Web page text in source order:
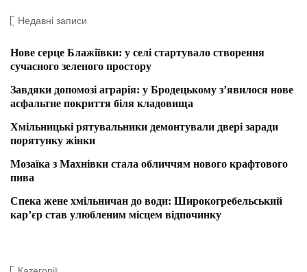
Недавні записи
Нове серце Блажіївки: у селі стартувало створення
сучасного зеленого простору
Завдяки допомозі аграрія: у Бродецькому з’явилося нове
асфальтне покриття біля кладовища
Хмільницькі рятувальники демонтували двері заради
порятунку жінки
Мозаїка з Махнівки стала обличчям нового крафтового
пива
Спека жене хмільничан до води: Широкогребельський
кар’єр став улюбленим місцем відпочинку